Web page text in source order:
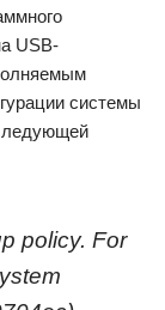
USB-
системы
policy. For